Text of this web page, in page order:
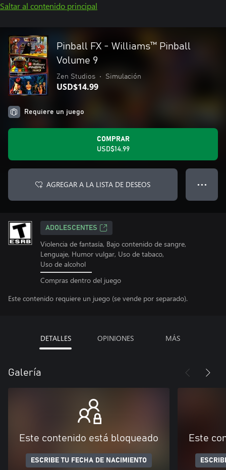
Saltar al contenido principal
Pinball FX - Williams™ Pinball
Volume 9
Zen Studios • Simulación
USD$14.99
Requiere un juego
COMPRAR
USD$14.99
AGREGAR A LA LISTA DE DESEOS ● ● ●
ADOLESCENTES
Violencia de fantasía, Bajo contenido de sangre,
Lenguaje, Humor vulgar, Uso de tabaco,
Uso de alcohol
Compras dentro del juego
Este contenido requiere un juego (se vende por separado).
DETALLES OPINIONES MÁS
Galería
Este contenido está bloqueado
ESCRIBE TU FECHA DE NACIMIENTO
Este